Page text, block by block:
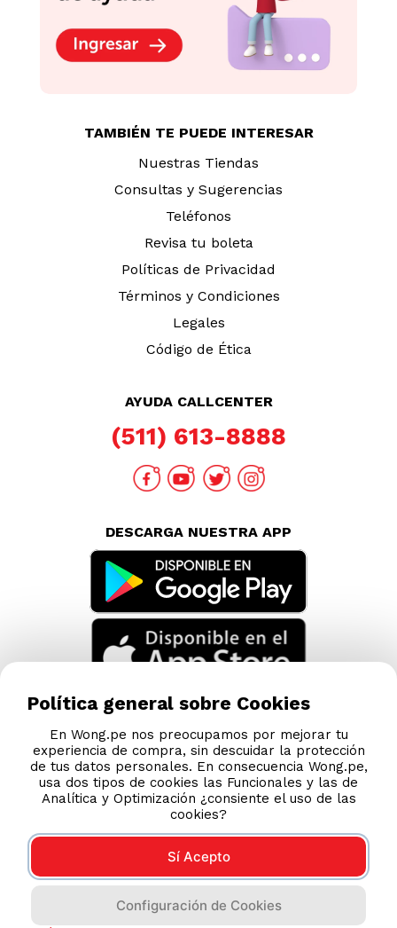
TAMBIÉN TE PUEDE INTERESAR
Nuestras Tiendas
Consultas y Sugerencias
Teléfonos
Revisa tu boleta
Políticas de Privacidad
Términos y Condiciones
Legales
Código de Ética
AYUDA CALLCENTER
(511) 613-8888
DESCARGA NUESTRA APP
Esta tienda usa Niubiz para realizar transacciones
Política general sobre Cookies
En Wong.pe nos preocupamos por mejorar tu
experiencia de compra, sin descuidar la protección
de tus datos personales. En consecuencia Wong.pe,
usa dos tipos de cookies las Funcionales y las de
Analítica y Optimización ¿consiente el uso de las
cookies?
Sí Acepto
Configuración de Cookies